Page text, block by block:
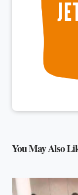
You May Also